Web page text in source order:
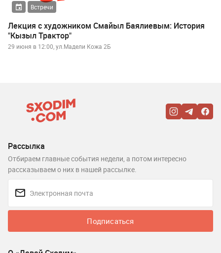
Встречи
Лекция с художником Смайыл Баялиевым: История
"Кызыл Трактор"
29 июня в 12:00, ул.Мадели Кожа 2Б
Рассылка
Отбираем главные события недели, а потом интересно
рассказываем о них в нашей рассылке.
Подписаться